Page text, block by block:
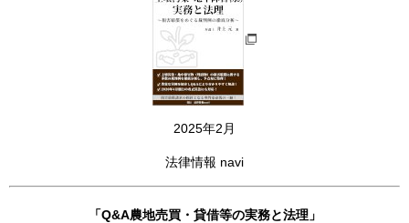
2025年2月
法律情報 navi
「Q&A農地売買・貸借等の実務と法理」